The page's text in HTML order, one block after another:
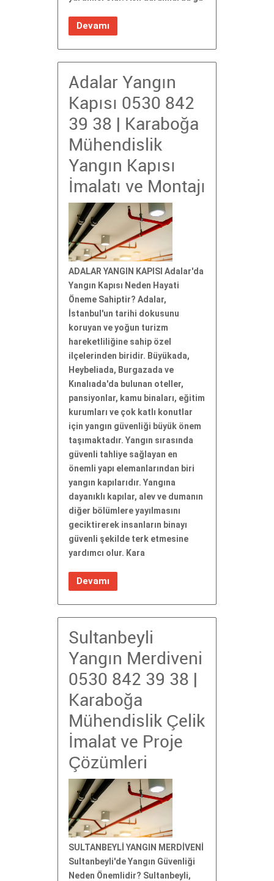
Devamı
Adalar Yangın
Kapısı 0530 842
39 38 | Karaboğa
Mühendislik
Yangın Kapısı
İmalatı ve Montajı
ADALAR YANGIN KAPISI Adalar'da
Yangın Kapısı Neden Hayati
Öneme Sahiptir? Adalar,
İstanbul'un tarihi dokusunu
koruyan ve yoğun turizm
hareketliliğine sahip özel
ilçelerinden biridir. Büyükada,
Heybeliada, Burgazada ve
Kınalıada'da bulunan oteller,
pansiyonlar, kamu binaları, eğitim
kurumları ve çok katlı konutlar
için yangın güvenliği büyük önem
taşımaktadır. Yangın sırasında
güvenli tahliye sağlayan en
önemli yapı elemanlarından biri
yangın kapılarıdır. Yangına
dayanıklı kapılar, alev ve dumanın
diğer bölümlere yayılmasını
geciktirerek insanların binayı
güvenli şekilde terk etmesine
yardımcı olur. Kara
Devamı
Sultanbeyli
Yangın Merdiveni
0530 842 39 38 |
Karaboğa
Mühendislik Çelik
İmalat ve Proje
Çözümleri
SULTANBEYLİ YANGIN MERDİVENİ
Sultanbeyli'de Yangın Güvenliği
Neden Önemlidir? Sultanbeyli,